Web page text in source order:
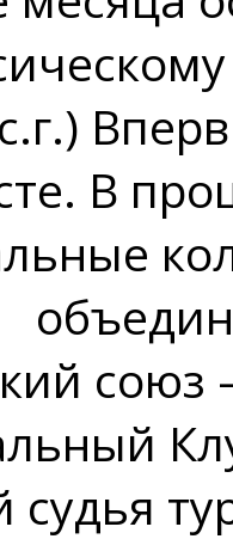
В
союз
судья